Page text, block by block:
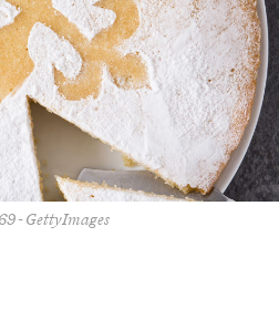
- GettyImages